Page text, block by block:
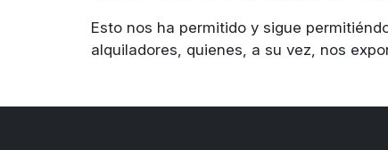
Esto nos ha permitido y sigue
alquiladores, quienes, a su vez, nos